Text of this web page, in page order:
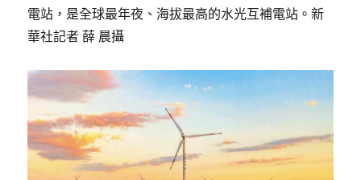
電站，是全球最年夜、海拔最高的水光互補電站。新
華社記者 薛 晨攝